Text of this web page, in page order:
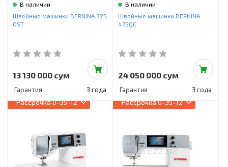
В наличии
Швейные машинки BERNINA 325
OST
13 130 000 сум
Гарантия 3 года
В наличии
Швейные машинки BERNINA
475QE
24 050 000 сум
Гарантия 3 года
Рассрочка0-35-12 Рассрочка0-35-12